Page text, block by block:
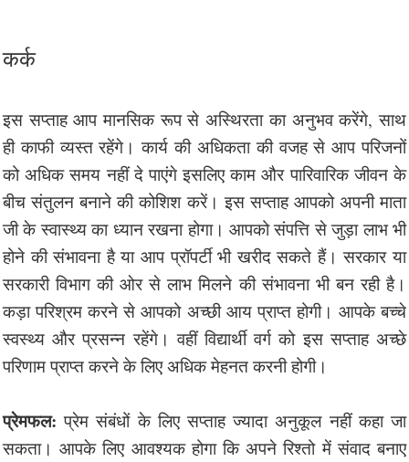
कर्क
इस सप्ताह आप मानसिक रूप से अस्थिरता का अनुभव करेंगे, साथ
ही काफी व्यस्त रहेंगे। कार्य की अधिकता की वजह से आप परिजनों
को अधिक समय नहीं दे पाएंगे इसलिए काम और पारिवारिक जीवन के
बीच संतुलन बनाने की कोशिश करें। इस सप्ताह आपको अपनी माता
जी के स्वास्थ्य का ध्यान रखना होगा। आपको संपत्ति से जुड़ा लाभ भी
होने की संभावना है या आप प्रॉपर्टी भी खरीद सकते हैं। सरकार या
सरकारी विभाग की ओर से लाभ मिलने की संभावना भी बन रही है।
कड़ा परिश्रम करने से आपको अच्छी आय प्राप्त होगी। आपके बच्चे
स्वस्थ्य और प्रसन्न रहेंगे। वहीं विद्यार्थी वर्ग को इस सप्ताह अच्छे
परिणाम प्राप्त करने के लिए अधिक मेहनत करनी होगी।
प्रेमफल: प्रेम संबंधों के लिए सप्ताह ज्यादा अनुकूल नहीं कहा जा
सकता। आपके लिए आवश्यक होगा कि अपने रिश्तो में संवाद बनाए